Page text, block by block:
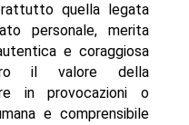
quella legata
personale, merita
e coraggiosa
il valore della
in provocazioni o
e comprensibile